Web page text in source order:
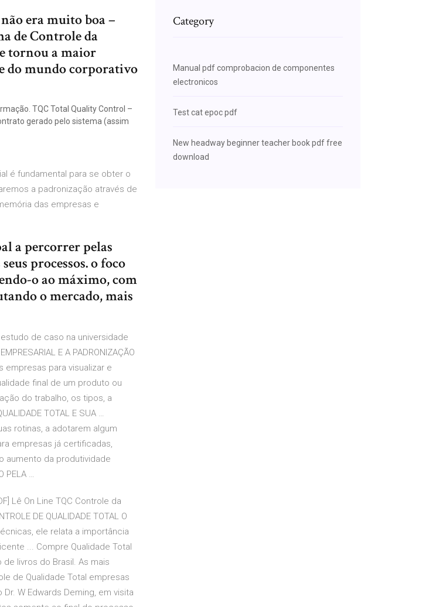
era muito boa –
de Controle da
tornou a maior
do mundo corporativo
TQC Total Quality Control –
gerado pelo sistema (assim
é fundamental para se obter o
a padronização através de
das empresas e
a percorrer pelas
processos. o foco
o ao máximo, com
o mercado, mais
de caso na universidade
E A PADRONIZAÇÃO
empresas para visualizar e
final de um produto ou
do trabalho, os tipos, a
TOTAL E SUA …
rotinas, a adotarem algum
empresas já certificadas,
aumento da produtividade
PELA …
Lê On Line TQC Controle da
DE QUALIDADE TOTAL O
ele relata a importância
... Compre Qualidade Total
livros do Brasil. As mais
de Qualidade Total empresas
W Edwards Deming, em visita
Category
Manual pdf comprobacion de componentes
electronicos
Test cat epoc pdf
New headway beginner teacher book pdf free
download